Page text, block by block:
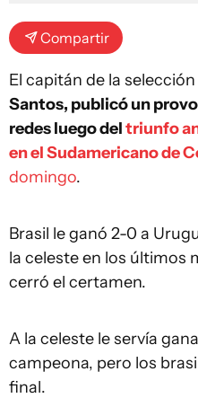
Compartir
El capitán de la
Santos, publicó un
redes luego deltriunfo
en el Sudamericano de
domingo.
Brasil le ganó 2-0 a
la celeste en los últimos
cerró el certamen.
A la celeste le servía
campeona, pero los
final.